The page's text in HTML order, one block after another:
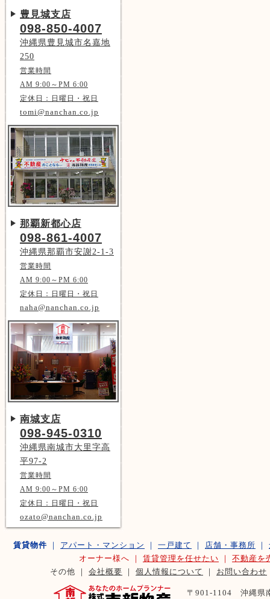
豊見城支店
098-850-4007
沖縄県豊見城市名嘉地
250
営業時間
AM 9:00～PM 6:00
定休日：日曜日・祝日
tomi@nanchan.co.jp
那覇新都心店
098-861-4007
沖縄県那覇市安謝2-1-3
営業時間
AM 9:00～PM 6:00
定休日：日曜日・祝日
naha@nanchan.co.jp
南城支店
098-945-0310
沖縄県南城市大里字高
平97-2
営業時間
AM 9:00～PM 6:00
定休日：日曜日・祝日
ozato@nanchan.co.jp
賃貸物件 ｜ アパート・マンション ｜ 一戸建て ｜ 店舗・事務所 ｜
オーナー様へ ｜ 賃貸管理を任せたい ｜ 不動産を
その他 ｜ 会社概要 ｜ 個人情報について ｜ お問い合わせ
〒901-1104 沖縄県